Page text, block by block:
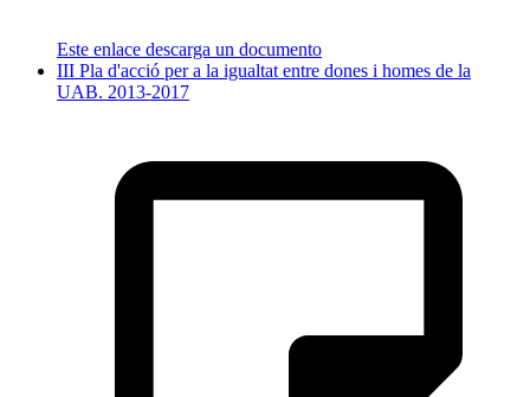
Este enlace descarga un documento
III Pla d'acció per a la igualtat entre dones i homes de la
UAB. 2013-2017